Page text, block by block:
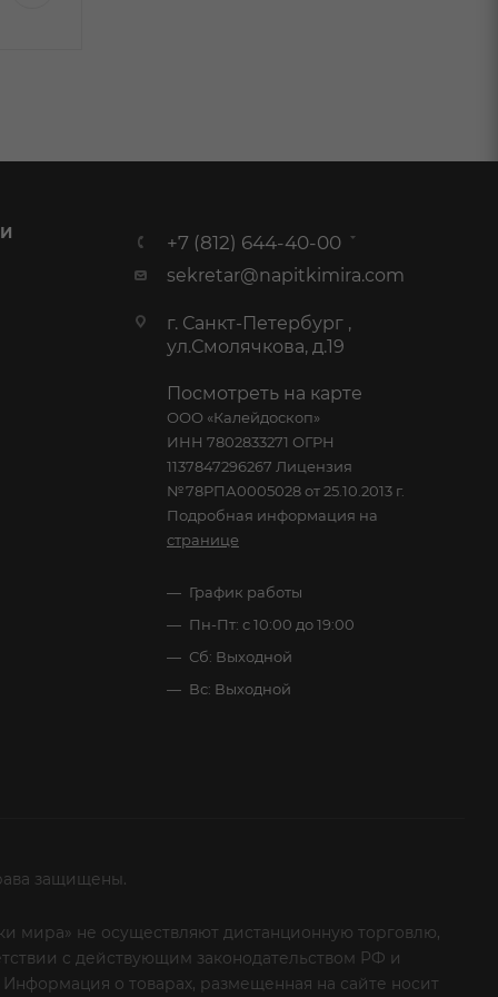
+7 (812) 644-40-00
sekretar@napitkimira.com
г. Санкт-Петербург ,
ул.Смолячкова, д.19
Посмотреть на карте
ООО «Калейдоскоп»
ИНН 7802833271 ОГРН
1137847296267 Лицензия
№78РПА0005028 от 25.10.2013 г.
Подробная информация на
странице
График работы
Пн-Пт: с 10:00 до 19:00
Сб: Выходной
Вс: Выходной
защищены.
мира» не осуществляют дистанционную торговлю,
с действующим законодательством РФ и
о товарах, размещенная на сайте носит